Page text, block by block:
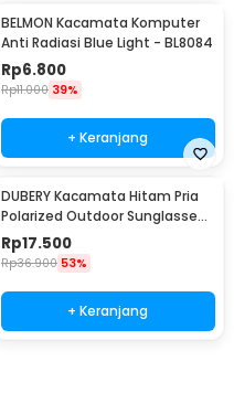
BELMON Kacamata Komputer
Anti Radiasi Blue Light - BL8084
Rp6.800
Rp11.000 39%
+ Keranjang
DUBERY Kacamata Hitam Pria
Polarized Outdoor Sunglasses
- D731-04
Rp17.500
Rp36.900 53%
+ Keranjang